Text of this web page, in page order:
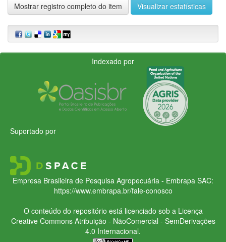
Mostrar registro completo do item Visualizar estatísticas
Indexado por
Suportado por
Empresa Brasileira de Pesquisa Agropecuária - Embrapa SAC:
https://www.embrapa.br/fale-conosco
O conteúdo do repositório está licenciado sob a Licença
Creative CommonsAtribuição - NãoComercial - SemDerivações
4.0 Internacional.